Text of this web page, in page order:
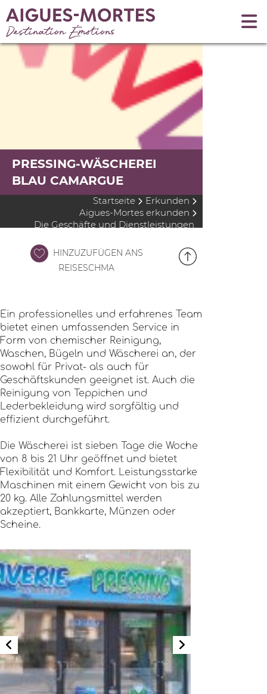
PRESSING-WÄSCHEREI
BLAU CAMARGUE
Startseite
Erkunden
Aigues-Mortes erkunden
Die Geschäfte und Dienstleistungen
HINZUZUFÜGEN ANS
REISESCHMA
Ein professionelles und erfahrenes Team
bietet einen umfassenden Service in
Form von chemischer Reinigung,
Waschen, Bügeln und Wäscherei an, der
sowohl für Privat- als auch für
Geschäftskunden geeignet ist. Auch die
Reinigung von Teppichen und
Lederbekleidung wird sorgfältig und
effizient durchgeführt.
Die Wäscherei ist sieben Tage die Woche
von 8 bis 21 Uhr geöffnet und bietet
Flexibilität und Komfort. Leistungsstarke
Maschinen mit einem Gewicht von bis zu
20 kg. Alle Zahlungsmittel werden
akzeptiert, Bankkarte, Münzen oder
Scheine.